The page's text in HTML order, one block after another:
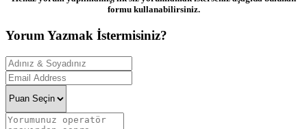
formu kullanabilirsiniz.
Yorum Yazmak İstermisiniz?